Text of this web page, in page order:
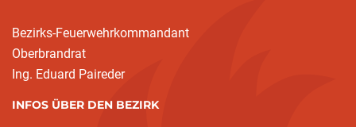
Bezirks-Feuerwehrkommandant
Oberbrandrat
Ing. Eduard Paireder
INFOS ÜBER DEN BEZIRK